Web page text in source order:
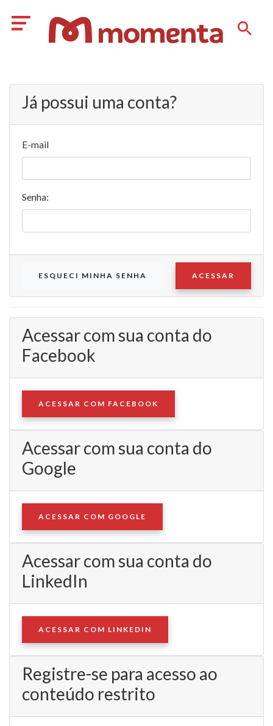
Já possui uma conta?
E-mail
Senha:
ESQUECI MINHA SENHA ACESSAR
Acessar com sua conta do
Facebook
ACESSAR COM FACEBOOK
Acessar com sua conta do
Google
ACESSAR COM GOOGLE
Acessar com sua conta do
LinkedIn
ACESSAR COM LINKEDIN
Registre-se para acesso ao
conteúdo restrito